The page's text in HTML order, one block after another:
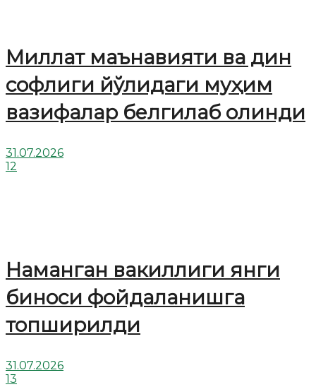
Миллат маънавияти ва дин
софлиги йўлидаги муҳим
вазифалар белгилаб олинди
31.07.2026
12
Наманган вакиллиги янги
биноси фойдаланишга
топширилди
31.07.2026
13